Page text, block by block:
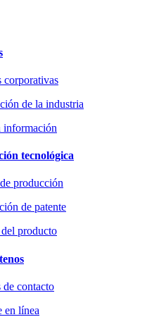
corporativas
de la industria
información
tecnológica
producción
de patente
producto
de contacto
en línea